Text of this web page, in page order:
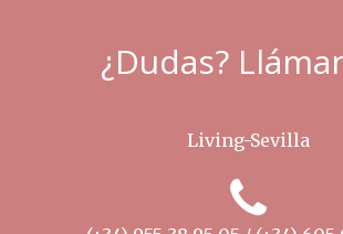
¿Dudas?
Living-Sevilla